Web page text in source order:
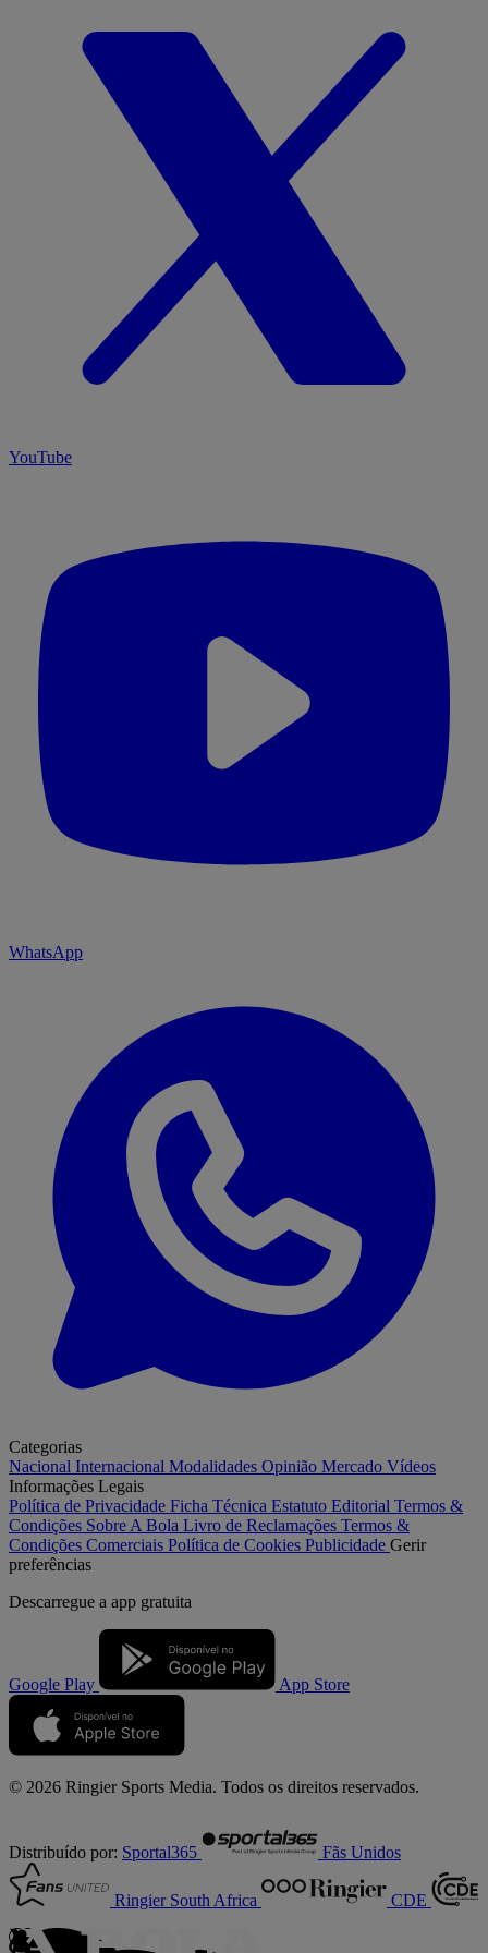
YouTube
WhatsApp
Categorias
Nacional Internacional Modalidades Opinião Mercado Vídeos
Informações Legais
Política de Privacidade Ficha Técnica Estatuto Editorial Termos &
Condições Sobre A Bola Livro de Reclamações Termos &
Condições Comerciais Política de Cookies Publicidade Gerir
preferências
Descarregue a app gratuita
Google Play App Store
© 2026 Ringier Sports Media. Todos os direitos reservados.
Distribuído por: Sportal365 Fãs Unidos
Ringier South Africa CDE